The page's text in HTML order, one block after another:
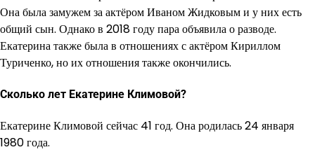
Она была замужем за актёром Иваном Жидковым и у них есть
общий сын. Однако в 2018 году пара объявила о разводе.
Екатерина также была в отношениях с актёром Кириллом
Туриченко, но их отношения также окончились.
Сколько лет Екатерине Климовой?
Екатерине Климовой сейчас 41 год. Она родилась 24 января
1980 года.